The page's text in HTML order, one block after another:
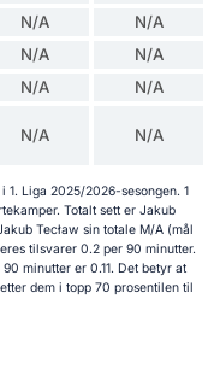
N/A N/A
N/A N/A
N/A N/A
N/A N/A
1. Liga 2025/2026-sesongen. 1
Totalt sett er Jakub
Tecław sin totale M/A (mål
tilsvarer 0.2 per 90 minutter.
minutter er 0.11. Det betyr at
dem i topp 70 prosentilen til